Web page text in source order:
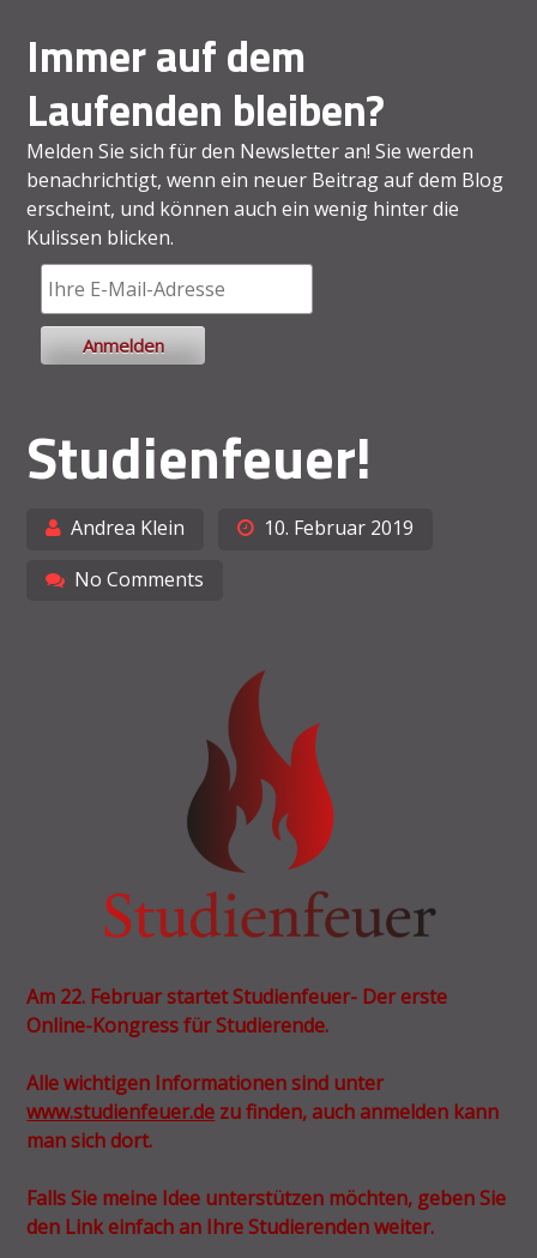
Immer auf dem
Laufenden bleiben?
Melden Sie sich für den Newsletter an! Sie werden
benachrichtigt, wenn ein neuer Beitrag auf dem Blog
erscheint, und können auch ein wenig hinter die
Kulissen blicken.
Studienfeuer!
Andrea Klein
10. Februar 2019
No Comments
Am 22. Februar startet Studienfeuer- Der erste
Online-Kongress für Studierende.
Alle wichtigen Informationen sind unter
www.studienfeuer.de zu finden, auch anmelden kann
man sich dort.
Falls Sie meine Idee unterstützen möchten, geben Sie
den Link einfach an Ihre Studierenden weiter.